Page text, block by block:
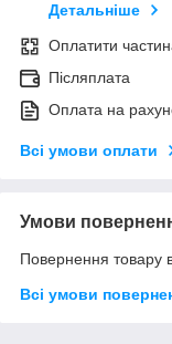
Детальніше
Оплатити
Післяплата
Оплата на
Всі умови оплати
Умови
Повернення товару
Всі умови